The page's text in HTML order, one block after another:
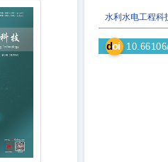
水利水电工程科
doi